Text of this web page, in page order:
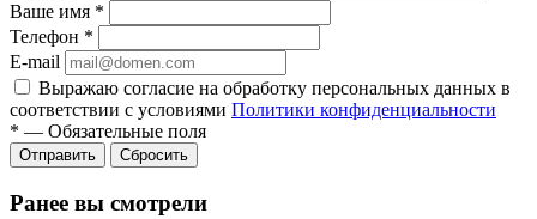
Ваше имя *
Телефон *
E-mail
Выражаю согласие на обработку персональных данных в
соответствии с условиями Политики конфиденциальности
* — Обязательные поля
Отправить Сбросить
Ранее вы смотрели